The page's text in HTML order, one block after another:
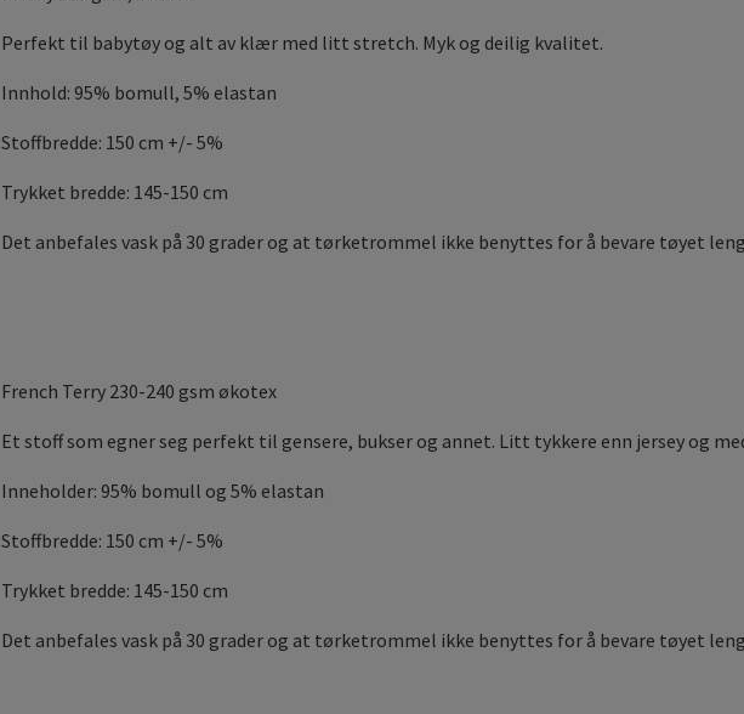
Perfekt til babytøy og alt av klær med litt stretch. Myk og deilig kvalitet.
Innhold: 95% bomull, 5% elastan
Stoffbredde: 150 cm +/- 5%
Trykket bredde: 145-150 cm
Det anbefales vask på 30 grader og at tørketrommel ikke benyttes for å bevare tøyet
French Terry 230-240 gsm økotex
Et stoff som egner seg perfekt til gensere, bukser og annet. Litt tykkere enn jersey og
Inneholder: 95% bomull og 5% elastan
Stoffbredde: 150 cm +/- 5%
Trykket bredde: 145-150 cm
Det anbefales vask på 30 grader og at tørketrommel ikke benyttes for å bevare tøyet